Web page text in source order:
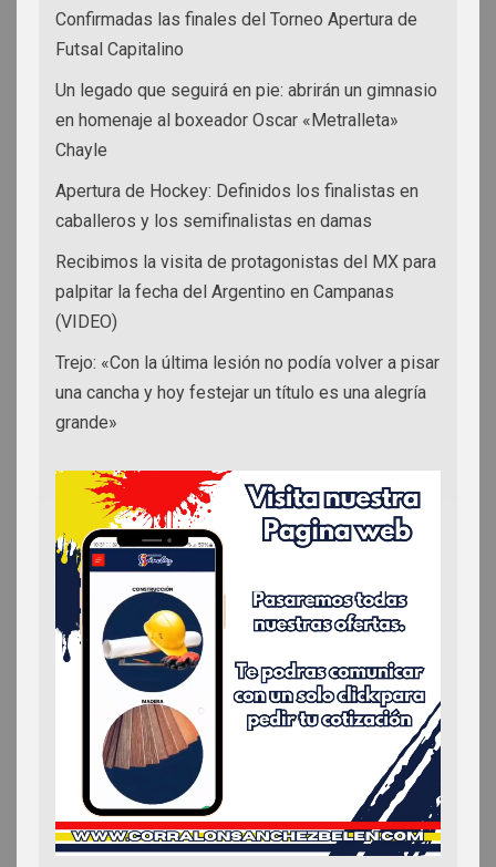
Confirmadas las finales del Torneo Apertura de
Futsal Capitalino
Un legado que seguirá en pie: abrirán un gimnasio
en homenaje al boxeador Oscar «Metralleta»
Chayle
Apertura de Hockey: Definidos los finalistas en
caballeros y los semifinalistas en damas
Recibimos la visita de protagonistas del MX para
palpitar la fecha del Argentino en Campanas
(VIDEO)
Trejo: «Con la última lesión no podía volver a pisar
una cancha y hoy festejar un título es una alegría
grande»